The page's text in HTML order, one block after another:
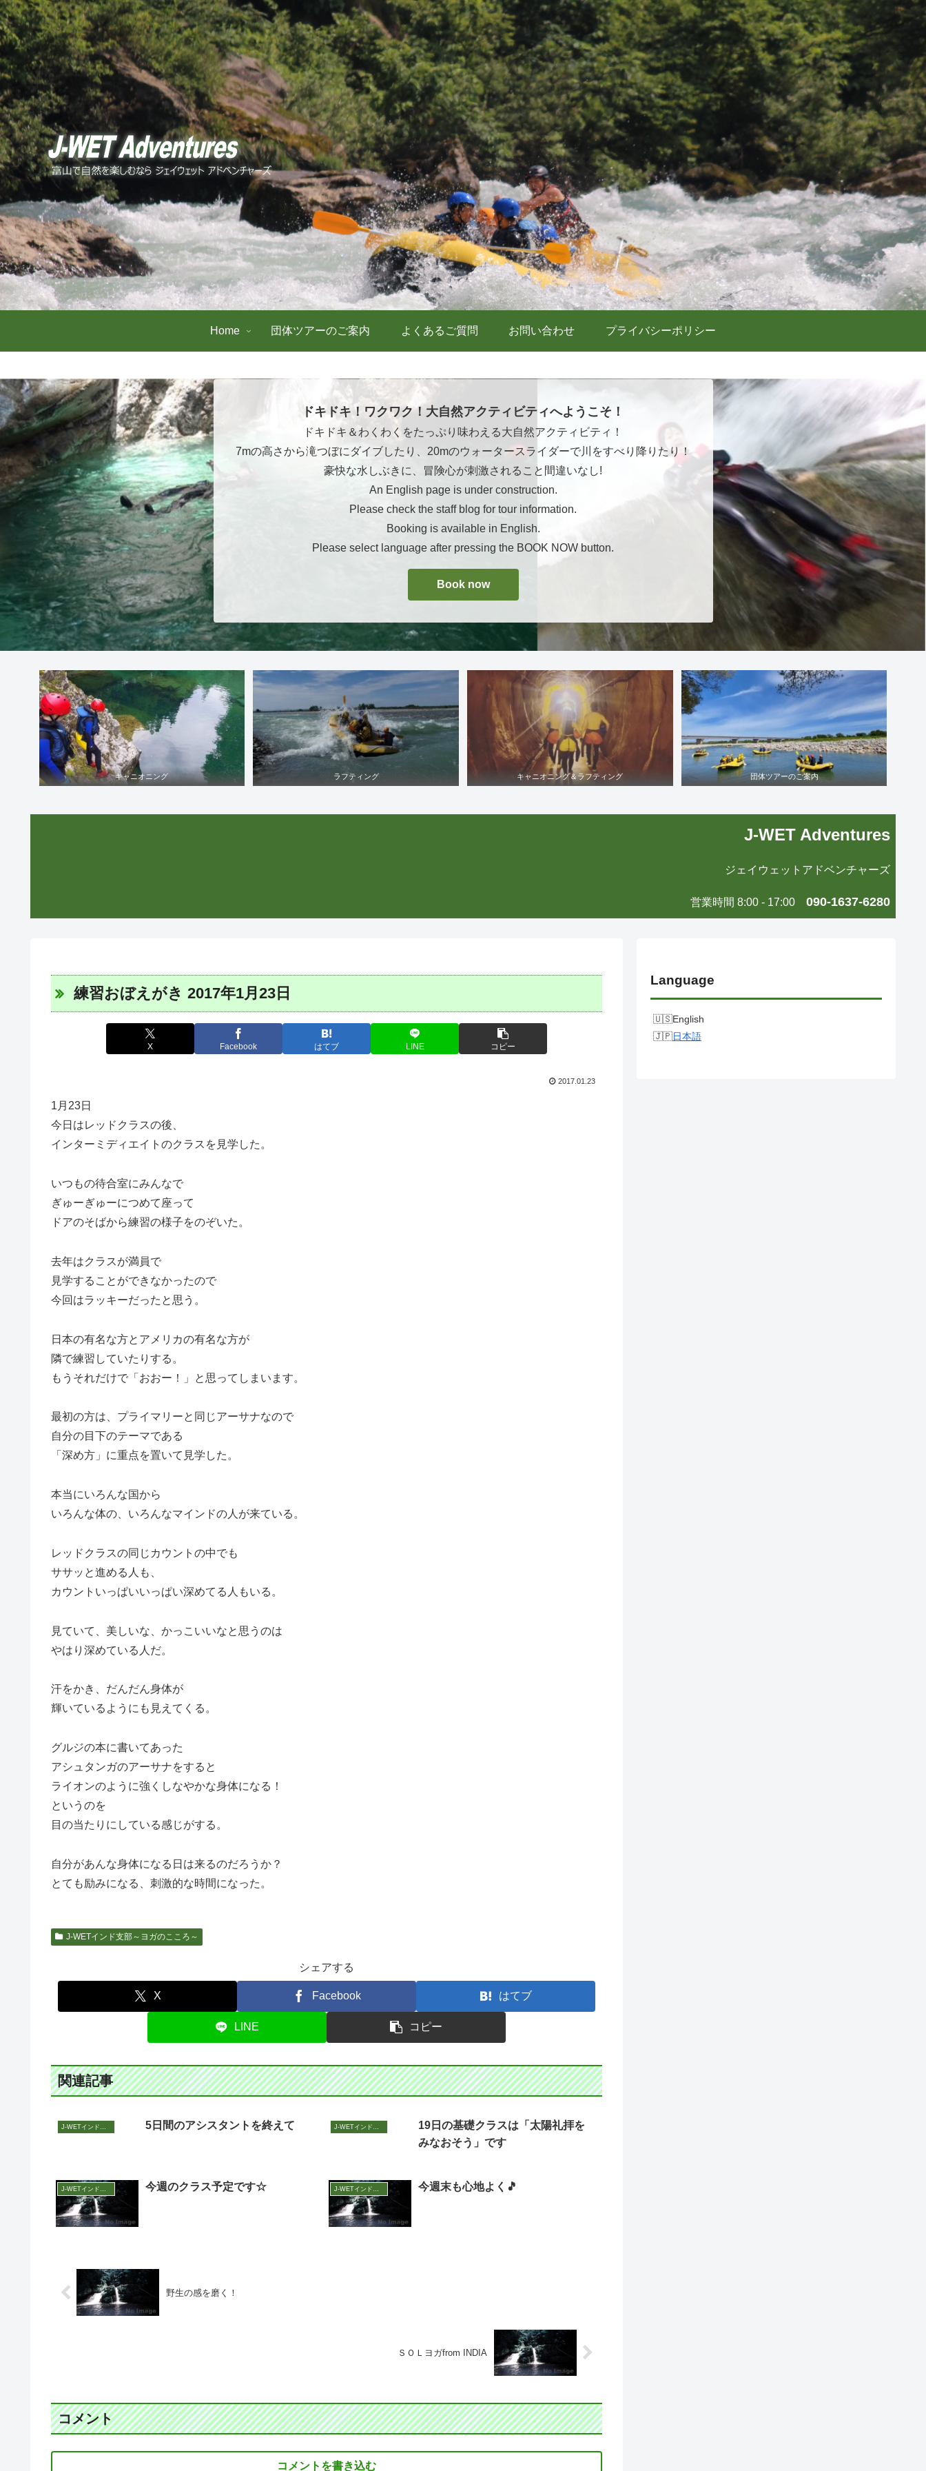
Home 団体ツアーのご案内 よくあるご質問 お問い合わせ プライバシーポリシー
ドキドキ！ワクワク！大自然アクティビティへようこそ！
ドキドキ＆わくわくをたっぷり味わえる大自然アクティビティ！
7mの高さから滝つぼにダイブしたり、20mのウォータースライダーで川をすべり降りたり！
豪快な水しぶきに、冒険心が刺激されること間違いなし!
An English page is under construction.
Please check the staff blog for tour information.
Booking is available in English.
Please select language after pressing the BOOK NOW button.
Book now
キャニオニング ラフティング キャニオニング＆ラフティング 団体ツアーのご案内
J-WET Adventures
ジェイウェットアドベンチャーズ
営業時間 8:00 - 17:00 090-1637-6280
練習おぼえがき 2017年1月23日
X Facebook はてブ LINE コピー
2017.01.23
1月23日
今日はレッドクラスの後、
インターミディエイトのクラスを見学した。
いつもの待合室にみんなで
ぎゅーぎゅーにつめて座って
ドアのそばから練習の様子をのぞいた。
去年はクラスが満員で
見学することができなかったので
今回はラッキーだったと思う。
日本の有名な方とアメリカの有名な方が
隣で練習していたりする。
もうそれだけで「おおー！」と思ってしまいます。
最初の方は、プライマリーと同じアーサナなので
自分の目下のテーマである
「深め方」に重点を置いて見学した。
本当にいろんな国から
いろんな体の、いろんなマインドの人が来ている。
レッドクラスの同じカウントの中でも
ササッと進める人も、
カウントいっぱいいっぱい深めてる人もいる。
見ていて、美しいな、かっこいいなと思うのは
やはり深めている人だ。
汗をかき、だんだん身体が
輝いているようにも見えてくる。
グルジの本に書いてあった
アシュタンガのアーサナをすると
ライオンのように強くしなやかな身体になる！
というのを
目の当たりにしている感じがする。
自分があんな身体になる日は来るのだろうか？
とても励みになる、刺激的な時間になった。
J-WETインド支部～ヨガのこころ～
シェアする
X Facebook はてブ
LINE コピー
関連記事
J-WETインド支部～ヨガのこころ～ 5日間のアシスタントを終えて J-WETインド支部～ヨガのこころ～
19日の基礎クラスは「太陽礼拝を
みなおそう」です
今週のクラス予定です☆ 今週末も心地よく🎵
野生の感を磨く！
ＳＯＬヨガfrom INDIA
コメント
コメントを書き込む
Language
English
日本語